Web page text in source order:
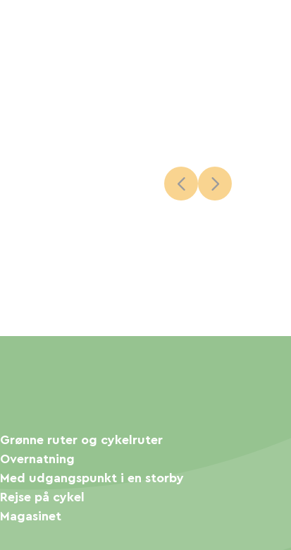
Grønne ruter og cykelruter
Overnatning
Med udgangspunkt i en storby
Rejse på cykel
Magasinet